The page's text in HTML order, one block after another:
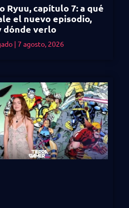
Ryuu, capítulo 7: a qué
el nuevo episodio,
dónde verlo
7 agosto, 2026